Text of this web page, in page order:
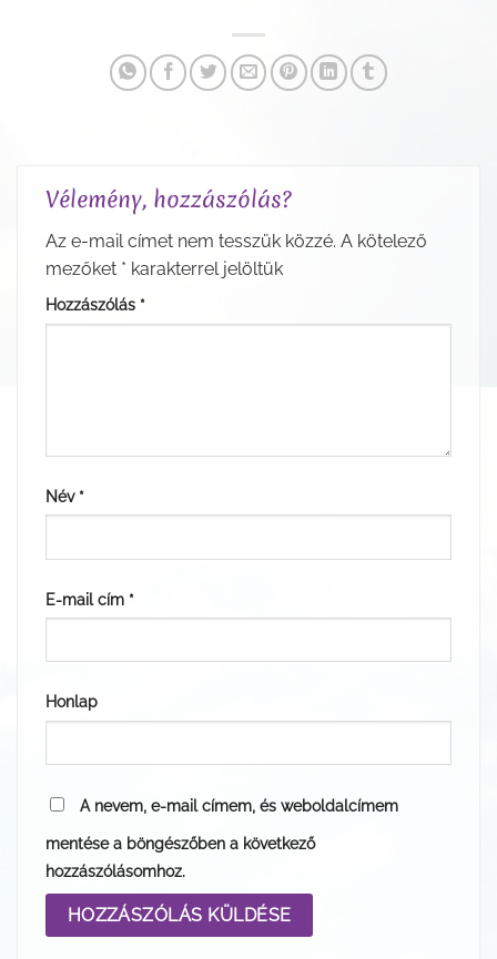
Vélemény, hozzászólás?
Az e-mail címet nem tesszük közzé. A kötelező
mezőket * karakterrel jelöltük
Hozzászólás *
Név *
E-mail cím *
Honlap
A nevem, e-mail címem, és weboldalcímem
mentése a böngészőben a következő
hozzászólásomhoz.